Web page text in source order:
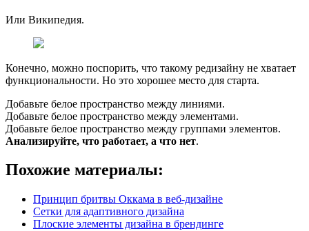
Или Википедия.
Конечно, можно поспорить, что такому редизайну не хватает
функциональности. Но это хорошее место для старта.
Добавьте белое пространство между линиями.
Добавьте белое пространство между элементами.
Добавьте белое пространство между группами элементов.
Анализируйте, что работает, а что нет.
Похожие материалы:
Принцип бритвы Оккама в веб-дизайне
Сетки для адаптивного дизайна
Плоские элементы дизайна в брендинге